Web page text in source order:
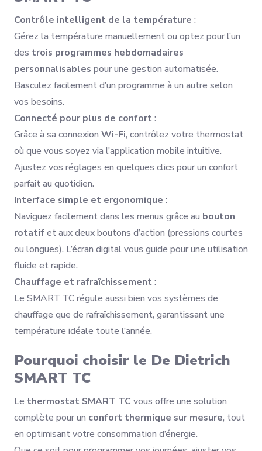
Contrôle intelligent de la température :
Gérez la température manuellement ou optez pour l’un
des trois programmes hebdomadaires
personnalisables pour une gestion automatisée.
Basculez facilement d’un programme à un autre selon
vos besoins.
Connecté pour plus de confort:
Grâce à sa connexion Wi-Fi, contrôlez votre thermostat
où que vous soyez via l’application mobile intuitive.
Ajustez vos réglages en quelques clics pour un confort
parfait au quotidien.
Interface simple et ergonomique :
Naviguez facilement dans les menus grâce au bouton
rotatifet aux deux boutons d’action (pressions courtes
ou longues). L’écran digital vous guide pour une utilisation
fluide et rapide.
Chauffage et rafraîchissement:
Le SMART TC régule aussi bien vos systèmes de
chauffage que de rafraîchissement, garantissant une
température idéale toute l’année.
Pourquoi choisir le De Dietrich
SMART TC
Le thermostat SMART TC vous offre une solution
complète pour un confort thermique sur mesure, tout
en optimisant votre consommation d’énergie.